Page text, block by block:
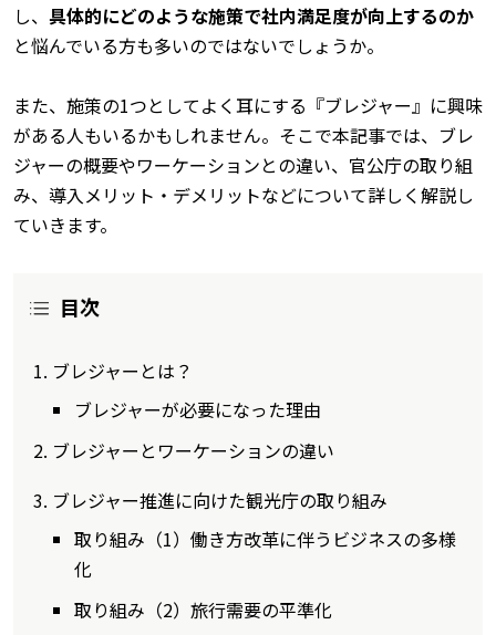
し、 具体的にどのような施策で社内満足度が向上するのか
と悩んでいる方も多いのではないでしょうか。
また、施策の1つとしてよく耳にする『ブレジャー』に興味
がある人もいるかもしれません。そこで本記事では、ブレ
ジャーの概要やワーケーションとの違い、官公庁の取り組
み、導入メリット・デメリットなどについて詳しく解説し
ていきます。
目次
ブレジャーとは？
ブレジャーが必要になった理由
ブレジャーとワーケーションの違い
ブレジャー推進に向けた観光庁の取り組み
取り組み（1）働き方改革に伴うビジネスの多様
化
取り組み（2）旅行需要の平準化